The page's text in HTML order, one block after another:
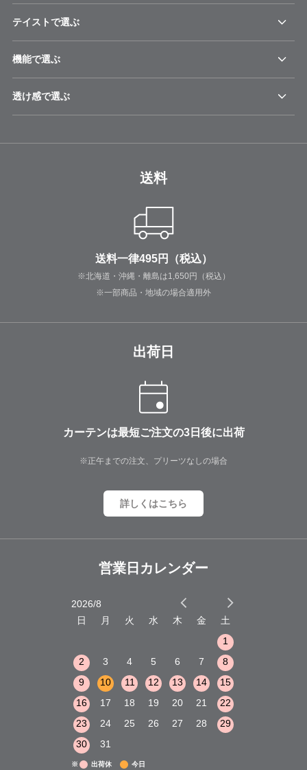
テイストで選ぶ
機能で選ぶ
透け感で選ぶ
送料
送料一律495円（税込）
※北海道・沖縄・離島は1,650円（税込）
※一部商品・地域の場合適用外
出荷日
カーテンは最短ご注文の3日後に出荷
※正午までの注文、プリーツなしの場合
詳しくはこちら
営業日カレンダー
2026/8
日
月 火 水 木 金
土
1
2
3 4 5 6 7
8
9
10 11 12 13 14
15
16
17 18 19 20 21
22
23
24 25 26 27 28
29
30
31
※ 出荷休 今日